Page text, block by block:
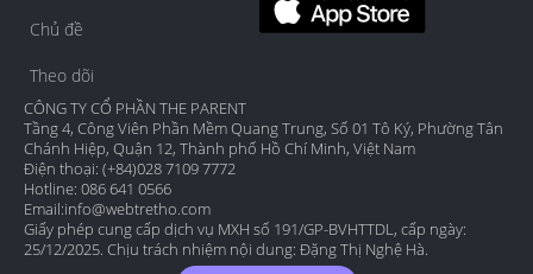
Chủ đề
Theo dõi
CÔNG TY CỔ PHẦN THE PARENT
Tầng 4, Công Viên Phần Mềm Quang Trung, Số 01 Tô Ký, Phường Tân
Chánh Hiệp, Quận 12, Thành phố Hồ Chí Minh, Việt Nam
Điện thoại: (+84)028 7109 7772
Hotline: 086 641 0566
Email:info@webtretho.com
Giấy phép cung cấp dịch vụ MXH số 191/GP-BVHTTDL, cấp ngày:
25/12/2025. Chịu trách nhiệm nội dung: Đặng Thị Nghệ Hà.